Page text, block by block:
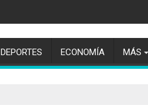
DEPORTES ECONOMÍA MÁS